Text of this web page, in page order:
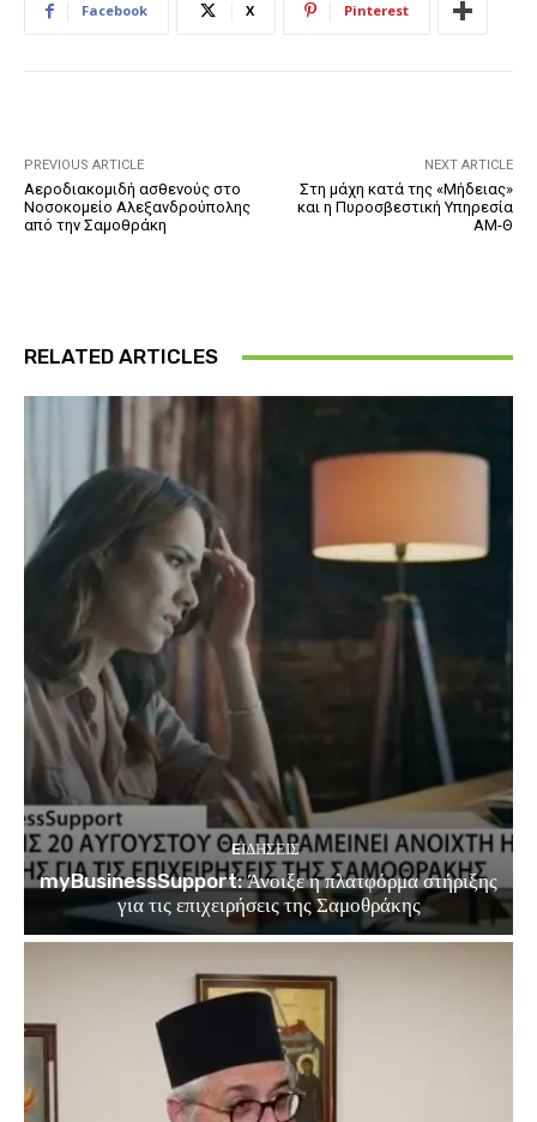
Facebook X Pinterest
PREVIOUS ARTICLE
Αεροδιακομιδή ασθενούς στο
Νοσοκομείο Αλεξανδρούπολης
από την Σαμοθράκη
NEXT ARTICLE
Στη μάχη κατά της «Μήδειας»
και η Πυροσβεστική Υπηρεσία
ΑΜ-Θ
RELATED ARTICLES
EΙΔΗΣΕΙΣ
myBusinessSupport: Άνοιξε η πλατφόρμα στήριξης
για τις επιχειρήσεις της Σαμοθράκης